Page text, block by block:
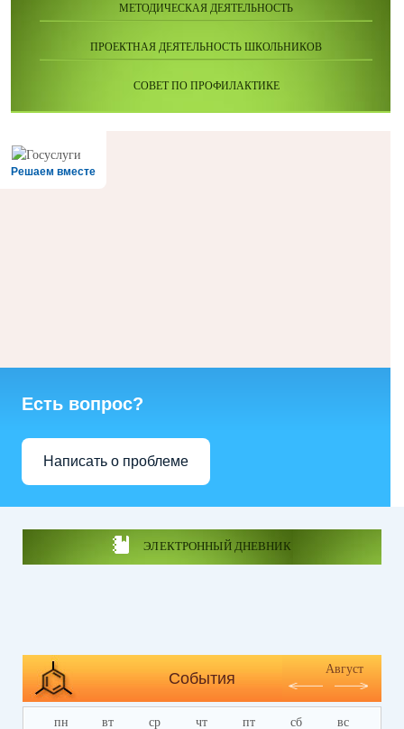
МЕТОДИЧЕСКАЯ ДЕЯТЕЛЬНОСТЬ
ПРОЕКТНАЯ ДЕЯТЕЛЬНОСТЬ ШКОЛЬНИКОВ
СОВЕТ ПО ПРОФИЛАКТИКЕ
Решаем вместе
Есть вопрос?
Написать о проблеме
ЭЛЕКТРОННЫЙ ДНЕВНИК
События
Август
пн вт ср чт пт сб вс